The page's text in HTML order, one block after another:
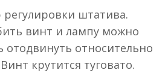
штатива.
винт и лампу можно
отодвинуть относительно
крутится туговато.